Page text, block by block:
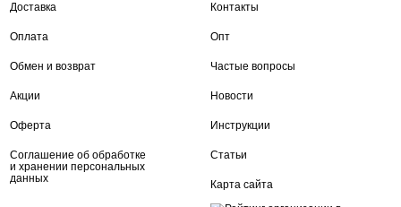
Доставка
Оплата
Обмен и возврат
Акции
Оферта
Соглашение об обработке
и хранении персональных
данных
Контакты
Опт
Частые вопросы
Новости
Инструкции
Статьи
Карта сайта